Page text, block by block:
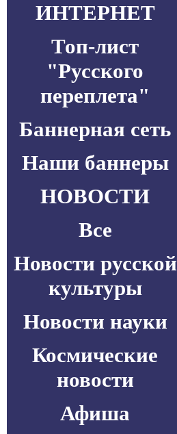
ИНТЕРНЕТ
Топ-лист
"Русского
переплета"
Баннерная сеть
Наши баннеры
НОВОСТИ
Все
Новости русской
культуры
Новости науки
Космические
новости
Афиша